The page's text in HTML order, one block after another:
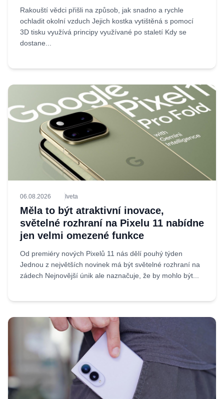
Rakouští vědci přišli na způsob, jak snadno a rychle
ochladit okolní vzduch Jejich kostka vytištěná s pomocí
3D tisku využívá principy využívané po staletí Kdy se
dostane...
06.08.2026 Iveta
Měla to být atraktivní inovace,
světelné rozhraní na Pixelu 11 nabídne
jen velmi omezené funkce
Od premiéry nových Pixelů 11 nás dělí pouhý týden
Jednou z největších novinek má být světelné rozhraní na
zádech Nejnovější únik ale naznačuje, že by mohlo být...